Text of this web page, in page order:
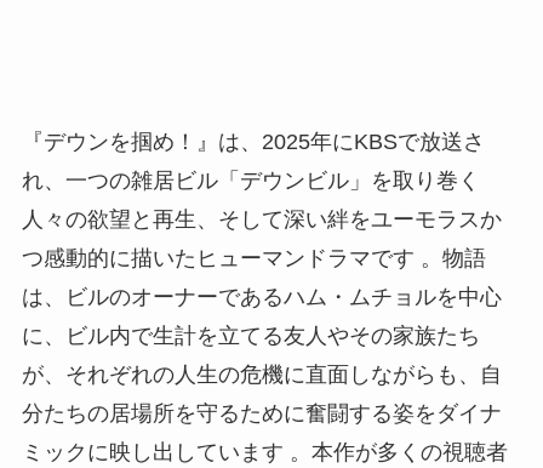
『デウンを掴め！』は、2025年にKBSで放送さ
れ、一つの雑居ビル「デウンビル」を取り巻く
人々の欲望と再生、そして深い絆をユーモラスか
つ感動的に描いたヒューマンドラマです 。物語
は、ビルのオーナーであるハム・ムチョルを中心
に、ビル内で生計を立てる友人やその家族たち
が、それぞれの人生の危機に直面しながらも、自
分たちの居場所を守るために奮闘する姿をダイナ
ミックに映し出しています 。本作が多くの視聴者